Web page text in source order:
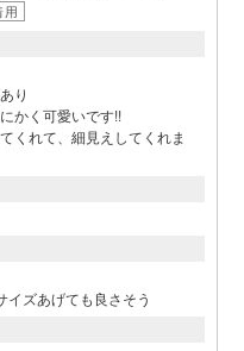
り
かく可愛いです!!
くれて、細見えしてくれま
ズあげても良さそう